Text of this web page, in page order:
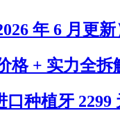
年 6 月更新
+ 实力全拆
种植牙 2299